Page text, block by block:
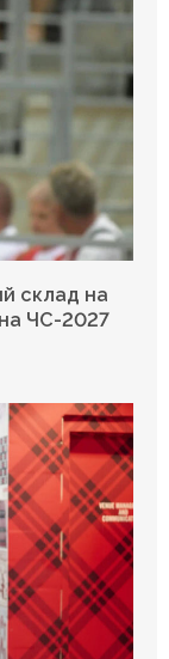
склад на
на ЧС-2027